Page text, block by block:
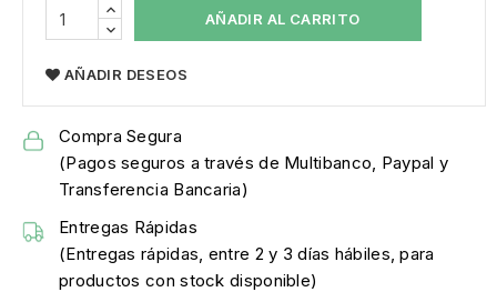
AÑADIR AL CARRITO
AÑADIR DESEOS
Compra Segura
(Pagos seguros a través de Multibanco, Paypal y
Transferencia Bancaria)
Entregas Rápidas
(Entregas rápidas, entre 2 y 3 días hábiles, para
productos con stock disponible)